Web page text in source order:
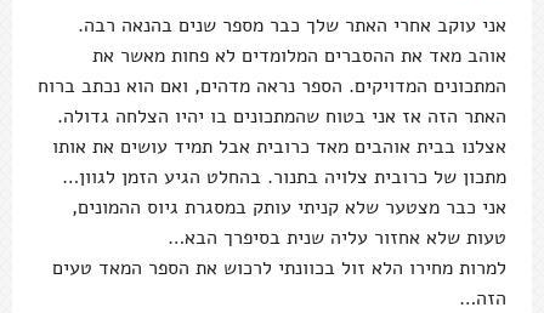
אני עוקב אחרי האתר שלך כבר מספר שנים בהנאה רבה.
אוהב מאד את ההסברים המלומדים לא פחות מאשר את
המתכונים המדויקים. הספר נראה מדהים, ואם הוא נכתב ברוח
האתר הזה אז אני בטוח שהמתכונים בו יהיו הצלחה גדולה.
אצלנו בבית אוהבים מאד כרובית אבל תמיד עושים את אותו
מתכון של כרובית צלויה בתנור. בהחלט הגיע הזמן לגוון…
אני כבר מצטער שלא קניתי עותק במסגרת גיוס ההמונים,
טעות שלא אחזור עליה שנית בסיפרך הבא…
למרות מחירו הלא זול בכוונתי לרכוש את הספר המאד טעים
הזה…